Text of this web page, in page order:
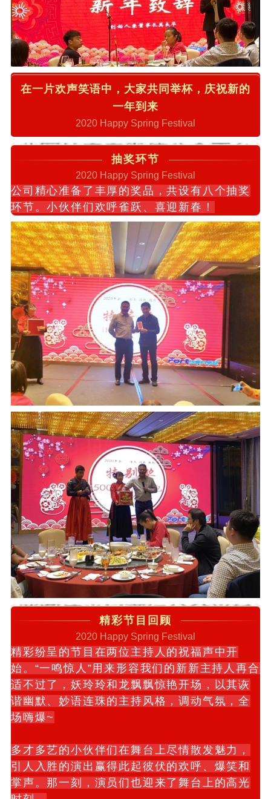
在一片欢声笑语中，大家共同举杯，庆祝新的
一年到来
2020 Happy Spring Festival
抽奖环节
2020 Happy Spring Festival
公司精心准备了丰厚的奖品，共设有八个抽奖
环节。小伙伴们欢呼雀跃、喜迎新春！
精彩节目回顾
2020 Happy Spring Festival
精彩纷呈的节目在两位主持人的祝福声中开
始。“一鸣惊人”用来形容我们的新新主持人再合
适不过了 ，妖玲玲和龙飘飘惊艳开场，以其诙
谐幽默、妙语连珠的主持风格，调动气氛，全
场嗨爆~
多才多艺的小伙伴们在舞台上尽情散发魅力，
引人入胜的演出赢得此起彼伏的欢呼、爆笑和
掌声。那一刻，演员们也迎来了舞台上的高光